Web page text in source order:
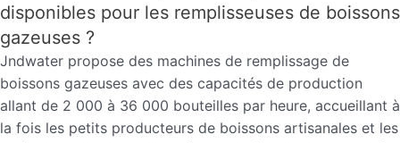
disponibles pour les remplisseuses de boissons
gazeuses ?
Jndwater propose des machines de remplissage de
boissons gazeuses avec des capacités de production
allant de 2 000 à 36 000 bouteilles par heure, accueillant à
la fois les petits producteurs de boissons artisanales et les